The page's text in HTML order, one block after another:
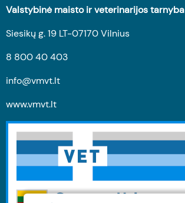
Valstybinė maisto ir veterinarijos tarnyba
Siesikų g. 19 LT-07170 Vilnius
8 800 40 403
info@vmvt.lt
www.vmvt.lt